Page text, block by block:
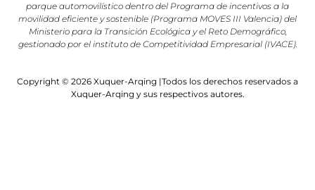
parque automovilístico dentro del Programa de incentivos a la
movilidad eficiente y sostenible (Programa MOVES III Valencia) del
Ministerio para la Transición Ecológica y el Reto Demográfico,
gestionado por el instituto de Competitividad Empresarial (IVACE).
Copyright © 2026 Xuquer-Arqing |Todos los derechos reservados a
Xuquer-Arqing y sus respectivos autores.